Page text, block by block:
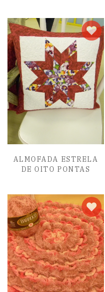
ALMOFADA ESTRELA
DE OITO PONTAS